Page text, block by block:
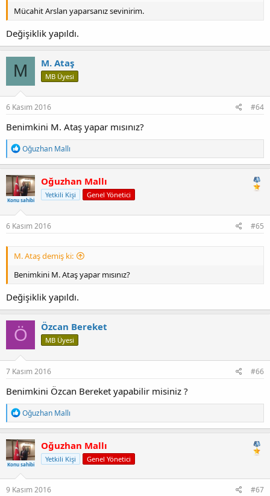
Mücahit Arslan yaparsanız sevinirim.
Değişiklik yapıldı.
M M. Ataş
MB Üyesi
6 Kasım 2016 #64
Benimkini M. Ataş yapar mısınız?
T
e
p
k
i
l
e
r
:
Oğuzhan Mallı
Konu sahibi
Oğuzhan Mallı
Yetkili Kişi Genel Yönetici
6 Kasım 2016 #65
M. Ataş demiş ki:
Benimkini M. Ataş yapar mısınız?
Değişiklik yapıldı.
Ö Özcan Bereket
MB Üyesi
7 Kasım 2016 #66
Benimkini Özcan Bereket yapabilir misiniz ?
T
e
p
k
i
l
e
r
:
Oğuzhan Mallı
Konu sahibi
Oğuzhan Mallı
Yetkili Kişi Genel Yönetici
9 Kasım 2016 #67